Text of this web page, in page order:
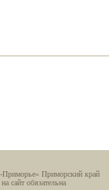
Приморский край
сайт обязательна